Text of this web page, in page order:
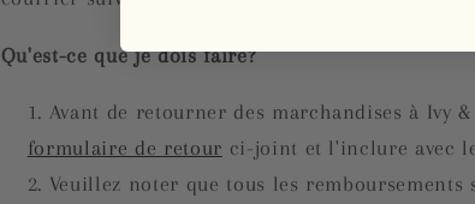
Qu'est-ce que je dois faire?
Avant de retourner des marchandises à
formulaire de retour ci-joint et l'inclure avec
Veuillez noter que tous les